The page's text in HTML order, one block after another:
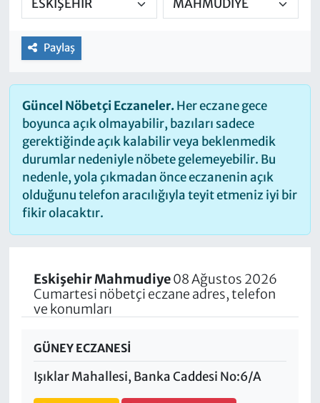
Paylaş
Güncel Nöbetçi Eczaneler.Her eczane gece
boyunca açık olmayabilir, bazıları sadece
gerektiğinde açık kalabilir veya beklenmedik
durumlar nedeniyle nöbete gelemeyebilir. Bu
nedenle, yola çıkmadan önce eczanenin açık
olduğunu telefon aracılığıyla teyit etmeniz iyi bir
fikir olacaktır.
Eskişehir Mahmudiye08 Ağustos 2026
Cumartesi nöbetçi eczane adres, telefon
ve konumları
GÜNEY ECZANESİ
Işıklar Mahallesi, Banka Caddesi No:6/A